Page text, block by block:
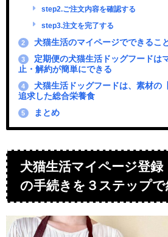
step2.ご注文内容を確認する
step3.注文を完了する
2 犬猫生活のマイページでできるこ
3
定期便の犬猫生活ドッグフードは
止・解約が簡単にできる
4
犬猫生活ドッグフードは、素材の
追求した総合栄養食
5 まとめ
犬猫生活マイページ登録
の手続きを３ステップで